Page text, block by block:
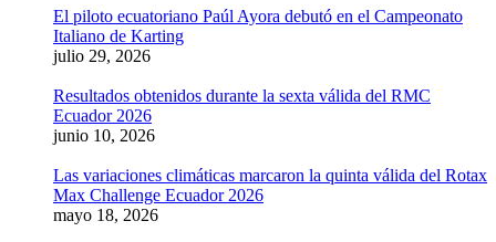
El piloto ecuatoriano Paúl Ayora debutó en el Campeonato
Italiano de Karting
julio 29, 2026
Resultados obtenidos durante la sexta válida del RMC
Ecuador 2026
junio 10, 2026
Las variaciones climáticas marcaron la quinta válida del Rotax
Max Challenge Ecuador 2026
mayo 18, 2026